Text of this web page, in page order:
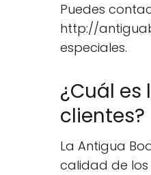
Puedes
http://
especiales.
¿Cuál
clientes?
La Antigua
calidad de los